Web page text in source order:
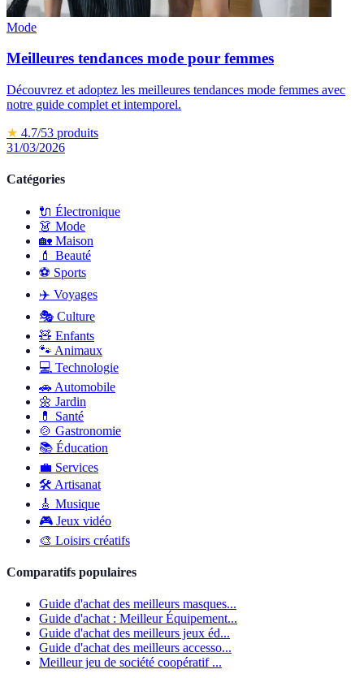
Mode
Meilleures tendances mode pour femmes
Découvrez et adoptez les meilleures tendances mode femmes avec
notre guide complet et intemporel.
★ 4.7/53 produits
31/03/2026
Catégories
🔌 Électronique
👗 Mode
🏡 Maison
💄 Beauté
⚽️ Sports
✈️ Voyages
🎭 Culture
🧸 Enfants
🐾 Animaux
💻 Technologie
🚗 Automobile
🌼 Jardin
💊
Santé
🍲 Gastronomie
📚 Éducation
💼 Services
🛠 Artisanat
🎸 Musique
🎮 Jeux vidéo
🎨 Loisirs créatifs
Comparatifs populaires
Guide d'achat des meilleurs masques...
Guide d'achat : Meilleur Équipement...
Guide d'achat des meilleurs jeux éd...
Guide d'achat des meilleurs accesso...
Meilleur jeu de société coopératif ...